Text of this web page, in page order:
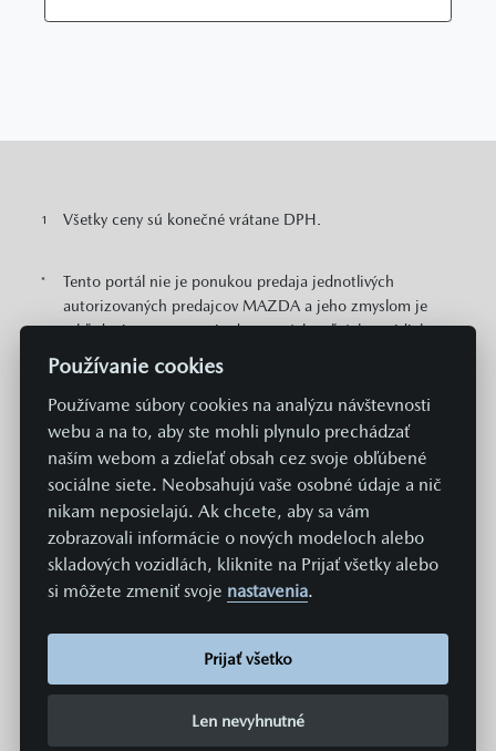
1 Všetky ceny sú konečné vrátane DPH.
*
Tento portál nie je ponukou predaja jednotlivých
autorizovaných predajcov MAZDA a jeho zmyslom je
vyhľadanie a porovnanie dostupných voľných vozidiel
MAZDA v rámci distribučnej siete. Pre obchodnú
ponuku týkajúcu sa predaja konkrétneho vozidla
kontaktujte konkrétneho predajcu MAZDA. Na tomto
portáli sú pre potreby prehľadu zobrazené odporúčané
cenníkové ceny konkrétnych modelov MAZDA v EUR s
DPH. Zobrazené môžu byť aj informácie o plošne
dostupných cenových zvýhodneniach a akciách v
predajnej sieti MAZDA vzťahujúcich sa na daný model.
Zobrazené cena neobsahuje prípravu a aktiváciu vozidla
v systémoch Mazda v hodnote 369 EUR. Hodnoty
spotreby paliva, energií a emisií uvádzané na týchto
nevzťahujú na konkrétne vozidlo a nie sú súčasťou
ponuky, a slúžia len na účely porovnania jednotlivých
typov a modelov vozidiel. Spotreba paliva či energie a
emisie CO2 konkrétneho vozidla závisia nielen od
Používanie cookies
Používame súbory cookies na analýzu návštevnosti
webu a na to, aby ste mohli plynulo prechádzať
naším webom a zdieľať obsah cez svoje obľúbené
sociálne siete. Neobsahujú vaše osobné údaje a nič
nikam neposielajú. Ak chcete, aby sa vám
zobrazovali informácie o nových modeloch alebo
skladových vozidlách, kliknite na Prijať všetky alebo
si môžete zmeniť svoje nastavenia.
Prijať všetko
Len nevyhnutné